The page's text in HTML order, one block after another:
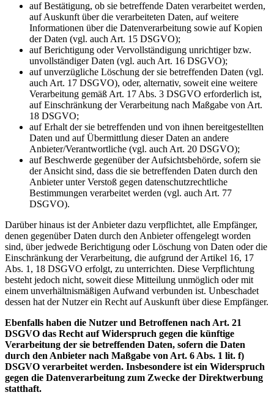
auf Bestätigung, ob sie betreffende Daten verarbeitet werden,
auf Auskunft über die verarbeiteten Daten, auf weitere
Informationen über die Datenverarbeitung sowie auf Kopien
der Daten (vgl. auch Art. 15 DSGVO);
auf Berichtigung oder Vervollständigung unrichtiger bzw.
unvollständiger Daten (vgl. auch Art. 16 DSGVO);
auf unverzügliche Löschung der sie betreffenden Daten (vgl.
auch Art. 17 DSGVO), oder, alternativ, soweit eine weitere
Verarbeitung gemäß Art. 17 Abs. 3 DSGVO erforderlich ist,
auf Einschränkung der Verarbeitung nach Maßgabe von Art.
18 DSGVO;
auf Erhalt der sie betreffenden und von ihnen bereitgestellten
Daten und auf Übermittlung dieser Daten an andere
Anbieter/Verantwortliche (vgl. auch Art. 20 DSGVO);
auf Beschwerde gegenüber der Aufsichtsbehörde, sofern sie
der Ansicht sind, dass die sie betreffenden Daten durch den
Anbieter unter Verstoß gegen datenschutzrechtliche
Bestimmungen verarbeitet werden (vgl. auch Art. 77
DSGVO).
Darüber hinaus ist der Anbieter dazu verpflichtet, alle Empfänger,
denen gegenüber Daten durch den Anbieter offengelegt worden
sind, über jedwede Berichtigung oder Löschung von Daten oder die
Einschränkung der Verarbeitung, die aufgrund der Artikel 16, 17
Abs. 1, 18 DSGVO erfolgt, zu unterrichten. Diese Verpflichtung
besteht jedoch nicht, soweit diese Mitteilung unmöglich oder mit
einem unverhältnismäßigen Aufwand verbunden ist. Unbeschadet
dessen hat der Nutzer ein Recht auf Auskunft über diese Empfänger.
Ebenfalls haben die Nutzer und Betroffenen nach Art. 21
DSGVO das Recht auf Widerspruch gegen die künftige
Verarbeitung der sie betreffenden Daten, sofern die Daten
durch den Anbieter nach Maßgabe von Art. 6 Abs. 1 lit. f)
DSGVO verarbeitet werden. Insbesondere ist ein Widerspruch
gegen die Datenverarbeitung zum Zwecke der Direktwerbung
statthaft.